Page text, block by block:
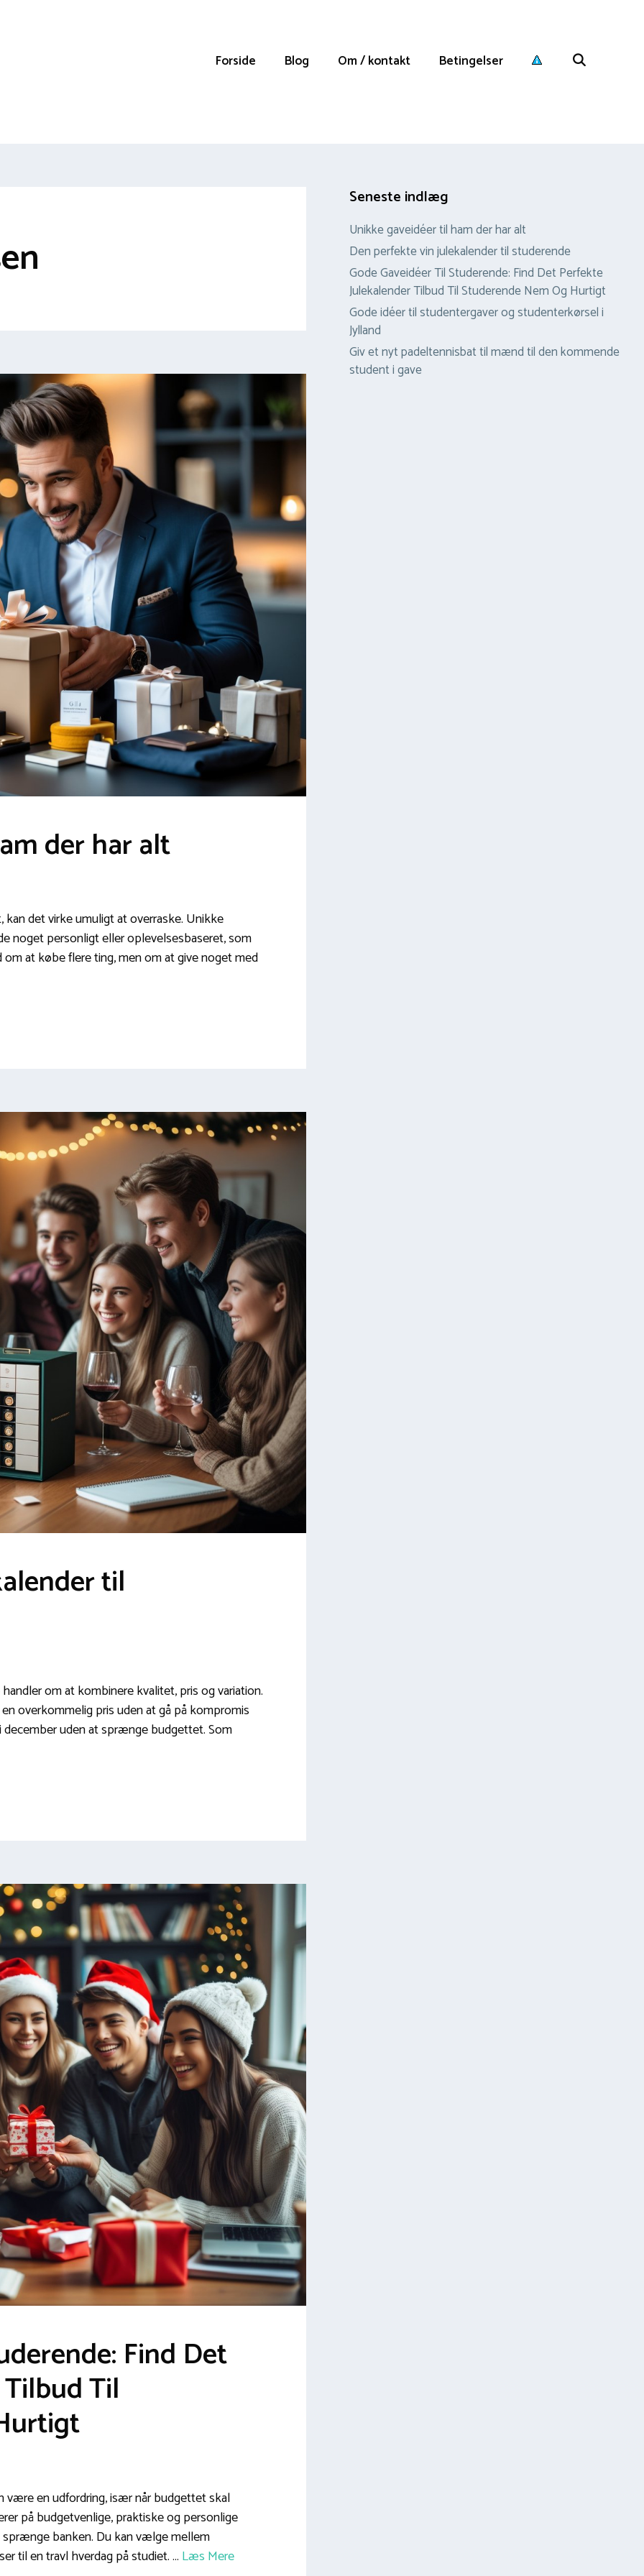
Forside Blog Om / kontakt Betingelser
der har alt
kan det virke umuligt at overraske. Unikke
noget personligt eller oplevelsesbaseret, som
at købe flere ting, men om at give noget med
til
om at kombinere kvalitet, pris og variation.
overkommelig pris uden at gå på kompromis
uden at sprænge budgettet. Som
Find Det
Til
være en udfordring, især når budgettet skal
på budgetvenlige, praktiske og personlige
sprænge banken. Du kan vælge mellem
til en travl hverdag på studiet. … Læs Mere
Seneste indlæg
Unikke gaveidéer til ham der har alt
Den perfekte vin julekalender til studerende
Gode Gaveidéer Til Studerende: Find Det Perfekte
Julekalender Tilbud Til Studerende Nem Og Hurtigt
Gode idéer til studentergaver og studenterkørsel i
Jylland
Giv et nyt padeltennisbat til mænd til den kommende
student i gave